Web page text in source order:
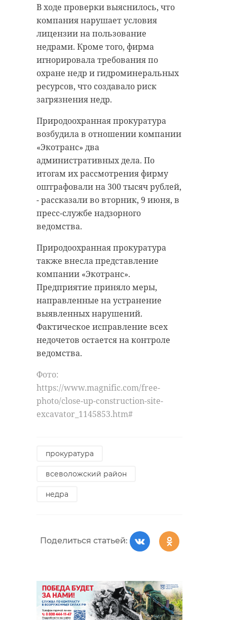
В ходе проверки выяснилось, что
компания нарушает условия
лицензии на пользование
недрами. Кроме того, фирма
игнорировала требования по
охране недр и гидроминеральных
ресурсов, что создавало риск
загрязнения недр.
Природоохранная прокуратура
возбудила в отношении компании
«Экотранс» два
административных дела. По
итогам их рассмотрения фирму
оштрафовали на 300 тысяч рублей,
- рассказали во вторник, 9 июня, в
пресс-службе надзорного
ведомства.
Природоохранная прокуратура
также внесла представление
компании «Экотранс».
Предприятие приняло меры,
направленные на устранение
выявленных нарушений.
Фактическое исправление всех
недочетов остается на контроле
ведомства.
Фото:
https://www.magnific.com/free-
photo/close-up-construction-site-
excavator_1145853.htm#
прокуратура
всеволожский район
недра
Поделиться статьей: